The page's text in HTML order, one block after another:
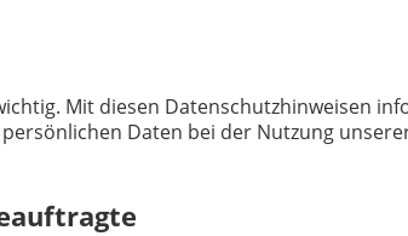
Mit diesen Datenschutzhinweisen
Daten bei der Nutzung